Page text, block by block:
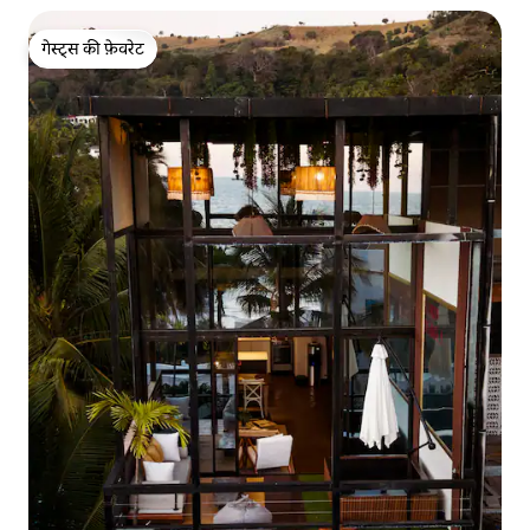
गेस्ट्स की फ़ेवरेट
गेस्ट्स की फ़ेवरेट